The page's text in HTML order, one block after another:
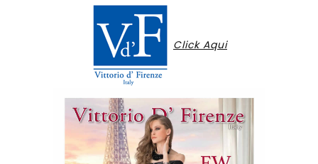
Click Aqui